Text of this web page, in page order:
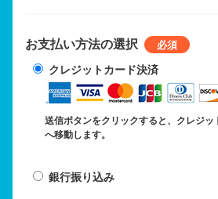
お支払い方法の選択
クレジットカード決済
送信ボタンをクリックすると、クレジ
へ移動します。
銀行振り込み